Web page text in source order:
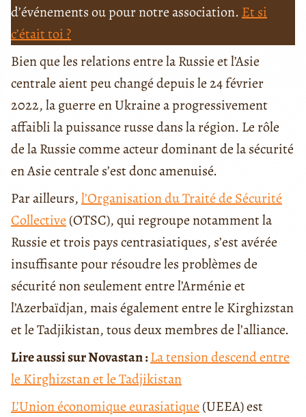
d’événements ou pour notre association. Et si
c’était toi ?
Bien que les relations entre la Russie et l’Asie
centrale aient peu changé depuis le 24 février
2022, la guerre en Ukraine a progressivement
affaibli la puissance russe dans la région. Le rôle
de la Russie comme acteur dominant de la sécurité
en Asie centrale s’est donc amenuisé.
Par ailleurs,l’Organisation du Traité de Sécurité
Collective (OTSC), qui regroupe notamment la
Russie et trois pays centrasiatiques, s’est avérée
insuffisante pour résoudre les problèmes de
sécurité non seulement entre l’Arménie et
l’Azerbaïdjan, mais également entre le Kirghizstan
et le Tadjikistan, tous deux membres de l’alliance.
Lire aussi sur Novastan :La tension descend entre
le Kirghizstan et le Tadjikistan
L’Union économique eurasiatique (UEEA) est